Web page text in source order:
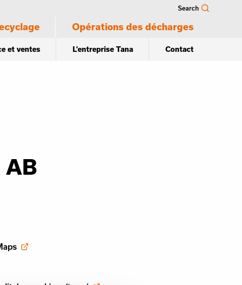
Search
Opérations des décharges
et ventes L’entreprise Tana Contact
AB